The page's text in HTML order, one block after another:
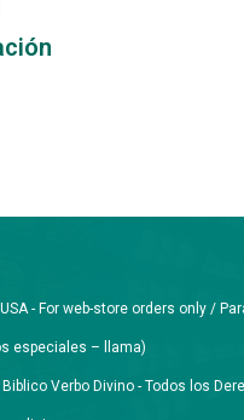
USA - For web-store orders only /
especiales – llama)
Verbo Divino - Todos los